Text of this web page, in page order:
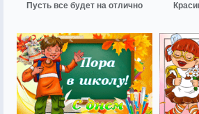
Пусть все будет на отлично